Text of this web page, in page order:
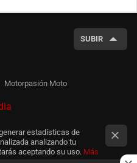
SUBIR
Motorpasión Moto
estadísticas de
analizando tu
aceptando su uso. Más